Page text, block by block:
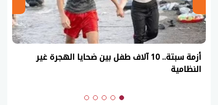
أزمة سبتة.. 10 آلاف طفل بين ضحايا الهجرة غير
النظامية